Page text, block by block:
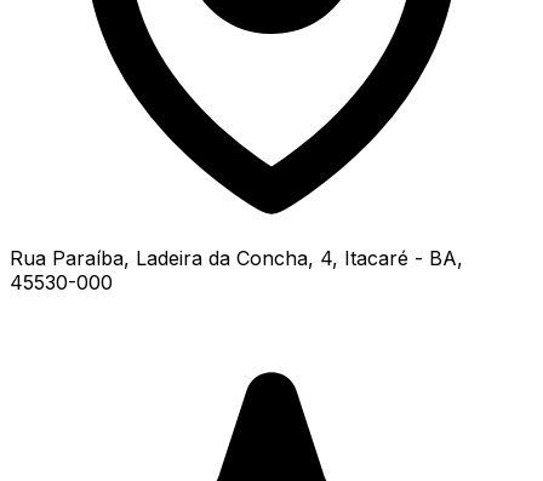
Rua Paraíba, Ladeira da Concha, 4, Itacaré - BA,
45530-000